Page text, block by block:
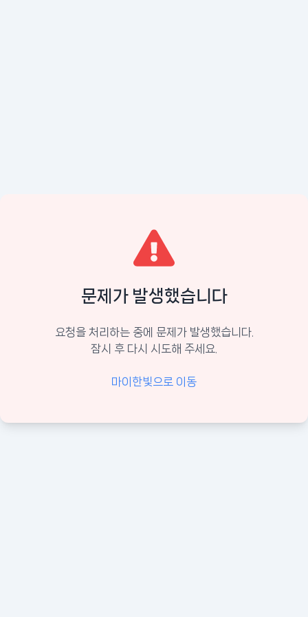
문제가 발생했습니다
요청을 처리하는 중에 문제가 발생했습니다.
잠시 후 다시 시도해 주세요.
마이한빛으로 이동